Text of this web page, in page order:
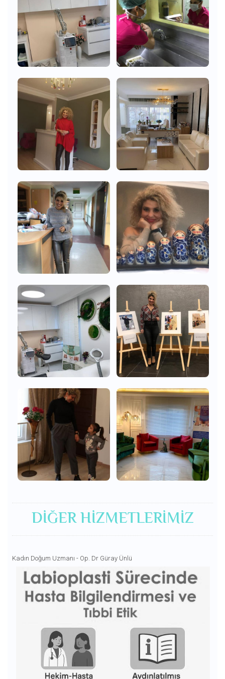
DIĞER HIZMETLERIMIZ
Kadın Doğum Uzmanı - Op. Dr Güray Ünlü